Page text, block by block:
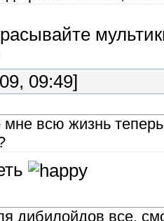
09:49]
мне всю жизнь
дибилойдов все,